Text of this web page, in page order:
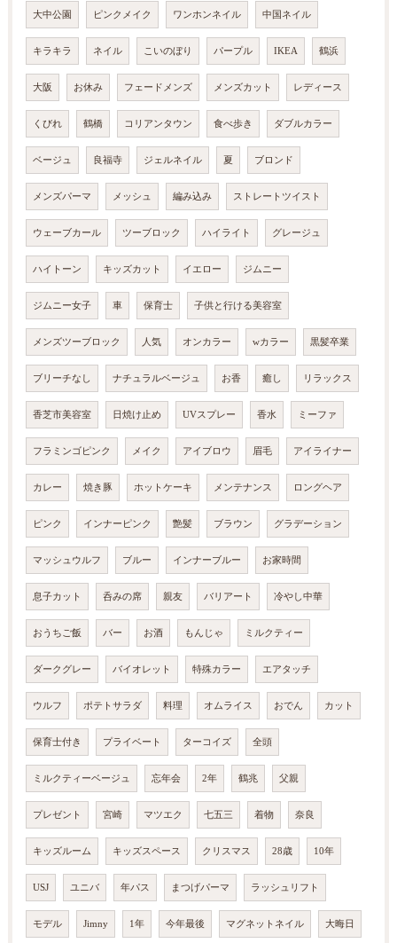
大中公園 ピンクメイク ワンホンネイル 中国ネイル
キラキラ ネイル こいのぼり パープル IKEA 鶴浜
大阪 お休み フェードメンズ メンズカット レディース
くびれ 鶴橋 コリアンタウン 食べ歩き ダブルカラー
ベージュ 良福寺 ジェルネイル 夏 ブロンド
メンズパーマ メッシュ 編み込み ストレートツイスト
ウェーブカール ツーブロック ハイライト グレージュ
ハイトーン キッズカット イエロー ジムニー
ジムニー女子 車 保育士 子供と行ける美容室
メンズツーブロック 人気 オンカラー wカラー 黒髪卒業
ブリーチなし ナチュラルベージュ お香 癒し リラックス
香芝市美容室 日焼け止め UVスプレー 香水 ミーファ
フラミンゴピンク メイク アイブロウ 眉毛 アイライナー
カレー 焼き豚 ホットケーキ メンテナンス ロングヘア
ピンク インナーピンク 艶髪 ブラウン グラデーション
マッシュウルフ ブルー インナーブルー お家時間
息子カット 呑みの席 親友 バリアート 冷やし中華
おうちご飯 バー お酒 もんじゃ ミルクティー
ダークグレー バイオレット 特殊カラー エアタッチ
ウルフ ポテトサラダ 料理 オムライス おでん カット
保育士付き プライベート ターコイズ 全頭
ミルクティーベージュ 忘年会 2年 鶴兆 父親
プレゼント 宮崎 マツエク 七五三 着物 奈良
キッズルーム キッズスペース クリスマス 28歳 10年
USJ ユニバ 年パス まつげパーマ ラッシュリフト
モデル Jimny 1年 今年最後 マグネットネイル 大晦日